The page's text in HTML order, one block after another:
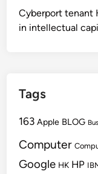
Cyberport tenant
in intellectual
Tags
163 Apple BLOG
Computer
Google HK HP